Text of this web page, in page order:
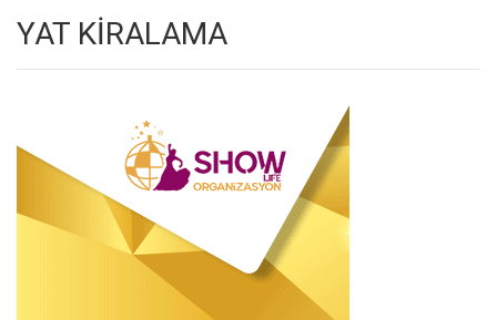
YAT KİRALAMA